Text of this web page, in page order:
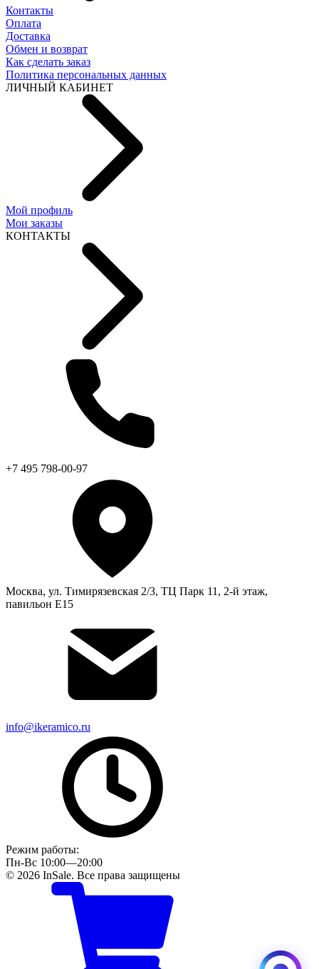
Контакты
Оплата
Доставка
Обмен и возврат
Как сделать заказ
Политика персональных данных
ЛИЧНЫЙ КАБИНЕТ
Мой профиль
Мои заказы
КОНТАКТЫ
+7 495 798-00-97
Москва, ул. Тимирязевская 2/3, ТЦ Парк 11, 2-й этаж,
павильон Е15
info@ikeramico.ru
Режим работы:
Пн-Вс 10:00—20:00
© 2026 InSale. Все права защищены